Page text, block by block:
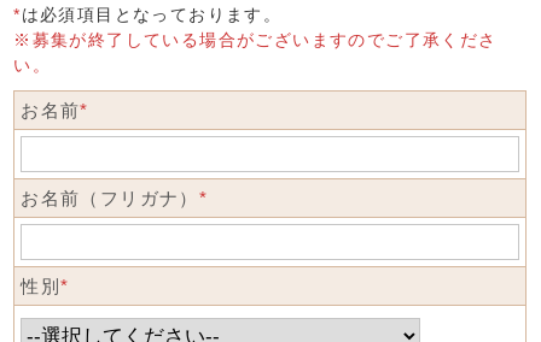
*は必須項目となっております。
※募集が終了している場合がございますのでご了承くださ
い。
お名前*
お名前（フリガナ） *
性別*